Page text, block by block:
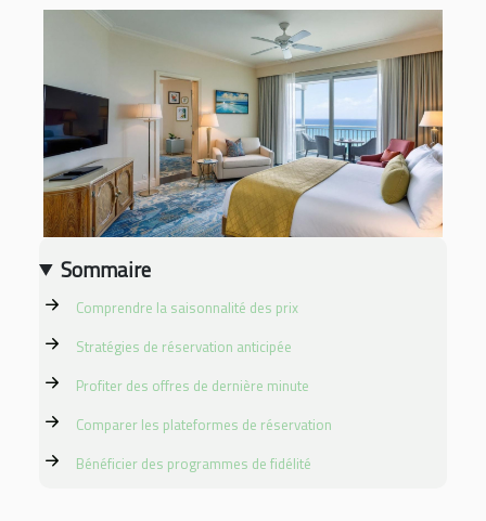
Sommaire
Comprendre la saisonnalité des prix
Stratégies de réservation anticipée
Profiter des offres de dernière minute
Comparer les plateformes de réservation
Bénéficier des programmes de fidélité